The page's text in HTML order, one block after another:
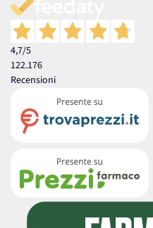
4,7/5
122.176
Recensioni